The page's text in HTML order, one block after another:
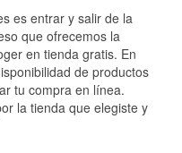
es entrar y salir de la
que ofrecemos la
en tienda gratis. En
de productos
tu compra en línea.
la tienda que elegiste y